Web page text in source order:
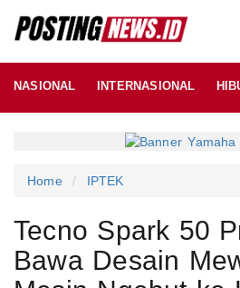
NASIONAL INTERNASIONAL
Home IPTEK
Tecno Spark 50
Bawa Desain